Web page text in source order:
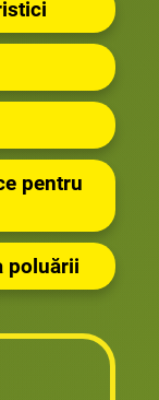
pentru
poluării